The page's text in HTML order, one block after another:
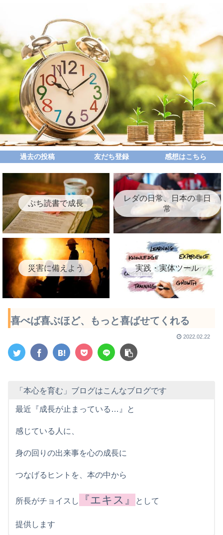
過去の投稿 友だち登録 感想はこちら
ぷち読書で成長
レダの日常、日本の非日
常
災害に備えよう 実践・実体ツール
喜べば喜ぶほど、もっと喜ばせてくれる
2022.02.22
「本心を育む」ブログはこんなブログです
最近『成長が止まっている…』と
感じている人に、
身の回りの出来事を心の成長に
つなげるヒントを、本の中から
所長がチョイスし 『エキス』 として
提供します